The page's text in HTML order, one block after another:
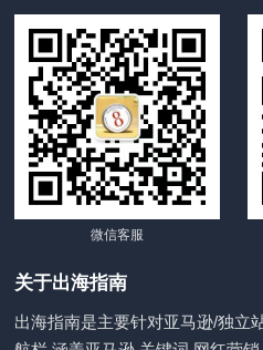
微信客服
关于出海指南
出海指南是主要针对亚马逊/独立